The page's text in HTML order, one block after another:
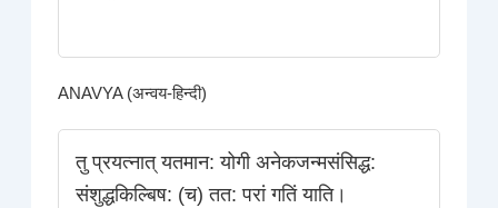
ANAVYA (अन्वय-हिन्दी)
तु प्रयत्नात् यतमान: योगी अनेकजन्मसंसिद्ध:
संशुद्धकिल्बिष: (च) तत: परां गतिं याति।